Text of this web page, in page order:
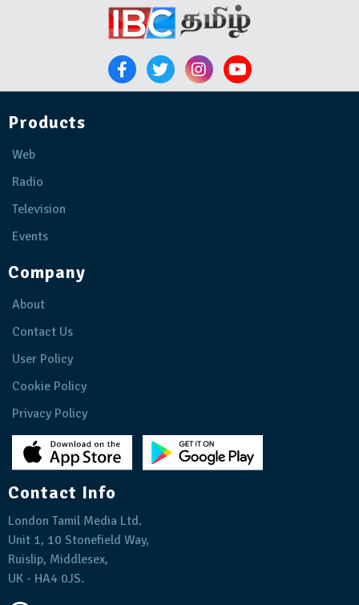
Products
Web
Radio
Television
Events
Company
About
Contact Us
User Policy
Cookie Policy
Privacy Policy
Contact Info
London Tamil Media Ltd.
Unit 1, 10 Stonefield Way,
Ruislip, Middlesex,
UK - HA4 0JS.